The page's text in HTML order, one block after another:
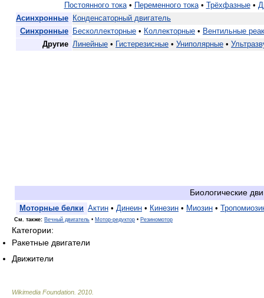
Постоянного тока• Переменного тока• Трёхфазные•
Асинхронные
Конденсаторный двигатель
Синхронные
Бесколлекторные • Коллекторные • Вентильные
Другие Линейные • Гистерезисные • Униполярные •
Биологические
Моторные белки Актин • Динеин • Кинезин • Миозин •
См. также: Вечный двигатель • Мотор-редуктор • Резиномотор
Категории:
Ракетные двигатели
Движители
Wikimedia Foundation 2010